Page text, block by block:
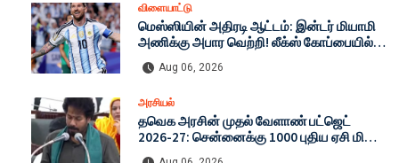
விளையாட்டு
மெஸ்ஸியின் அதிரடி ஆட்டம்: இன்டர் மியாமி
அணிக்கு அபார வெற்றி! லீக்ஸ் கோப்பையில்
புதிய வரலாற்று சாதனை
Aug 06, 2026
அரசியல்
தவெக அரசின் முதல் வேளாண் பட்ஜெட்
2026-27: சென்னைக்கு 1000 புதிய ஏசி மின்
பேருந்துகள்! சீமான், உதயநிதி கடும்